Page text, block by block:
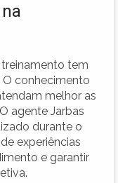
tem
conhecimento
melhor as
agente Jarbas
durante o
experiências
e garantir